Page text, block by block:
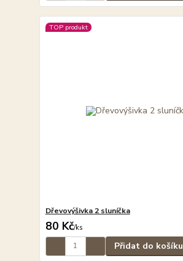
TOP produkt
Dřevovýšivka 2 sluníčka
80 Kč/ks
Přidat do košíku